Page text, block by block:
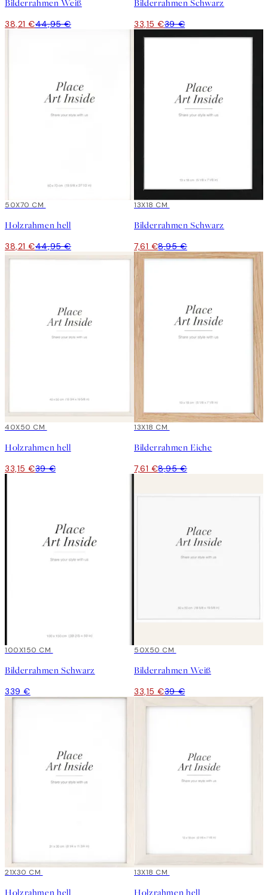
Bilderrahmen Weiß
38,21 €44,95 €
Bilderrahmen Schwarz
33,15 €39 €
15%*
50X70 CM
Holzrahmen hell
38,21 €44,95 €
15%*
13X18 CM
Bilderrahmen Schwarz
7,61 €8,95 €
15%*
40X50 CM
Holzrahmen hell
33,15 €39 €
15%*
13X18 CM
Bilderrahmen Eiche
7,61 €8,95 €
100X150 CM
Bilderrahmen Schwarz
339 €
15%*
50X50 CM
Bilderrahmen Weiß
33,15 €39 €
15%*
21X30 CM
Holzrahmen hell
15%*
13X18 CM
Holzrahmen hell